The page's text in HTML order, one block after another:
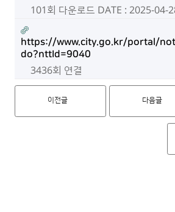
101회 다운로드 DATE : 2025-04-
https://www.city.go.kr/portal/
do?nttId=9040
3436회 연결
이전글 다음글